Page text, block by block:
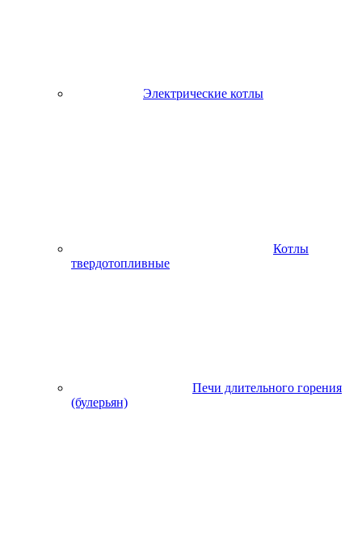
Электрические котлы
Котлы
твердотопливные
Печи длительного горения
(булерьян)